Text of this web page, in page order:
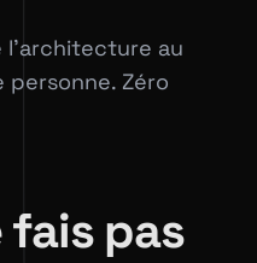
l'architecture au
personne. Zéro
fais pas